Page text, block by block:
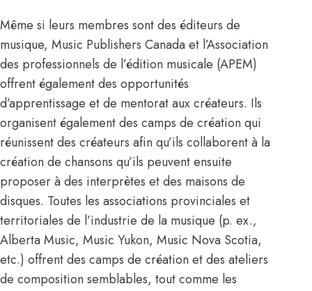
Même si leurs membres sont des éditeurs de
musique, Music Publishers Canada et l’Association
des professionnels de l’édition musicale (APEM)
offrent également des opportunités
d’apprentissage et de mentorat aux créateurs. Ils
organisent également des camps de création qui
réunissent des créateurs afin qu’ils collaborent à la
création de chansons qu’ils peuvent ensuite
proposer à des interprètes et des maisons de
disques. Toutes les associations provinciales et
territoriales de l’industrie de la musique (p. ex.,
Alberta Music, Music Yukon, Music Nova Scotia,
etc.) offrent des camps de création et des ateliers
de composition semblables, tout comme les